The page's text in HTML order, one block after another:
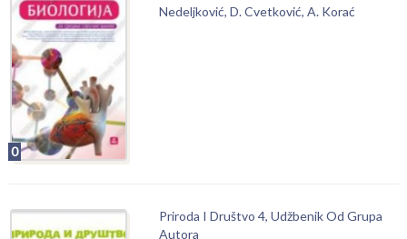
0
Nedeljković, D. Cvetković, A. Korać
Priroda I Društvo 4, Udžbenik Od Grupa
Autora